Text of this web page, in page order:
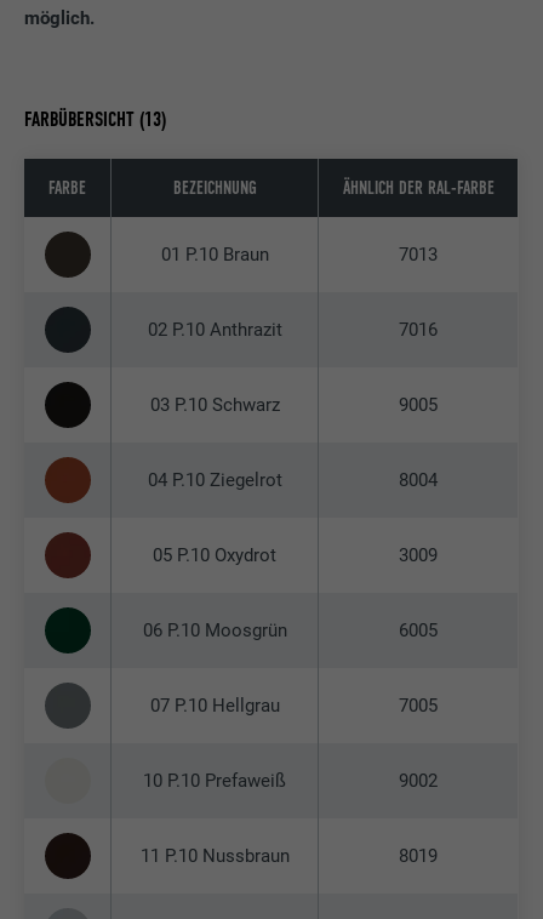
möglich.
FARBÜBERSICHT (13)
FARBE BEZEICHNUNG ÄHNLICH DER RAL-FARBE
01 P.10 Braun 7013
02 P.10 Anthrazit 7016
03 P.10 Schwarz 9005
04 P.10 Ziegelrot 8004
05 P.10 Oxydrot 3009
06 P.10 Moosgrün 6005
07 P.10 Hellgrau 7005
10 P.10 Prefaweiß 9002
11 P.10 Nussbraun 8019